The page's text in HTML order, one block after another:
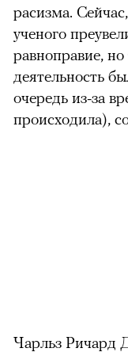
расизма.
ученого
равноправие,
деятельность
очередь из-за
происходила),
Чарльз Ричард